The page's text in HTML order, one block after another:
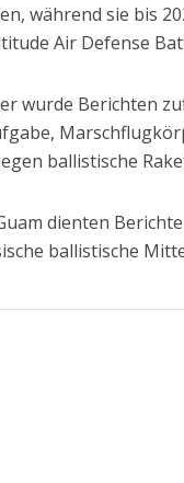
während sie bis
Air Defense
wurde Berichten
ballistische
dienten
ballistische